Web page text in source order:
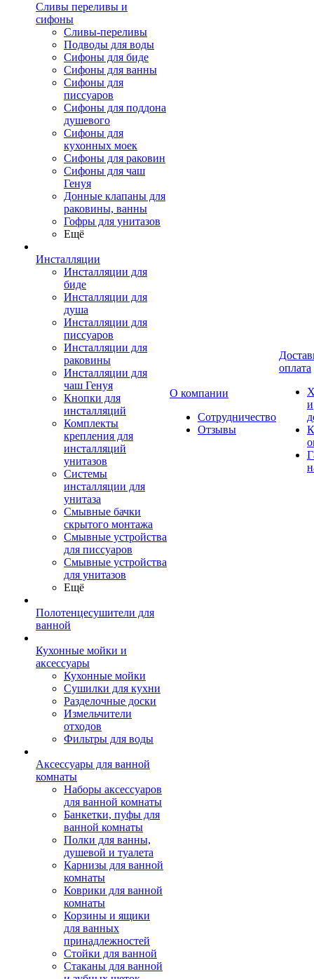
Сливы переливы и
сифоны
Сливы-переливы
Подводы для воды
Сифоны для биде
Сифоны для ванны
Сифоны для
писсуаров
Сифоны для поддона
душевого
Сифоны для
кухонных моек
Сифоны для раковин
Сифоны для чаш
Генуя
Донные клапаны для
раковины, ванны
Гофры для унитазов
Ещё
Инсталляции
Инсталляции для
биде
Инсталляции для
душа
Инсталляции для
писсуаров
Инсталляции для
раковины
Инсталляции для
чаш Генуя
Кнопки для
инсталляций
Комплекты
крепления для
инсталляций
унитазов
Системы
инсталляции для
унитаза
Смывные бачки
скрытого монтажа
Смывные устройства
для писсуаров
Смывные устройства
для унитазов
Ещё
Полотенцесушители для
ванной
Кухонные мойки и
аксессуары
Кухонные мойки
Сушилки для кухни
Разделочные доски
Измельчители
отходов
Фильтры для воды
Аксессуары для ванной
комнаты
Наборы аксессуаров
для ванной комнаты
Банкетки, пуфы для
ванной комнаты
Полки для ванны,
душевой и туалета
Карнизы для ванной
комнаты
Коврики для ванной
комнаты
Корзины и ящики
для ванных
принадлежностей
Стойки для ванной
Стаканы для ванной
О компании
Сотрудничество
Отзывы
оплата
и